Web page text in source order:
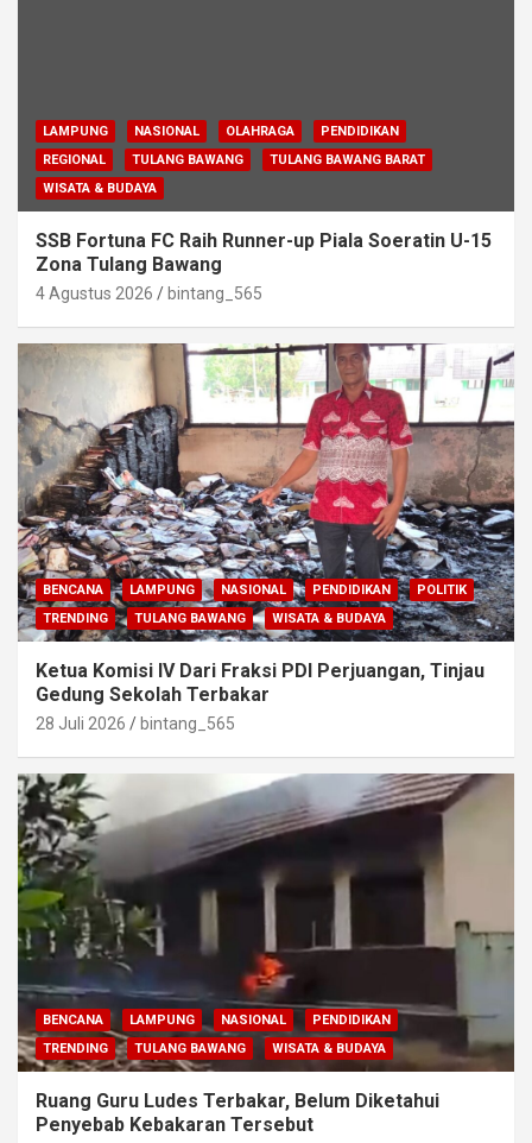
LAMPUNG NASIONAL OLAHRAGA
PENDIDIKAN
REGIONAL
TULANG BAWANG
TULANG BAWANG BARAT
WISATA & BUDAYA
SSB Fortuna FC Raih Runner-up Piala Soeratin U-15
Zona Tulang Bawang
4 Agustus 2026 bintang_565
BENCANA LAMPUNG NASIONAL PENDIDIKAN
POLITIK
TRENDING
TULANG BAWANG WISATA & BUDAYA
Ketua Komisi IV Dari Fraksi PDI Perjuangan, Tinjau
Gedung Sekolah Terbakar
28 Juli 2026 bintang_565
BENCANA LAMPUNG NASIONAL
PENDIDIKAN
TRENDING
TULANG BAWANG WISATA & BUDAYA
Ruang Guru Ludes Terbakar, Belum Diketahui
Penyebab Kebakaran Tersebut